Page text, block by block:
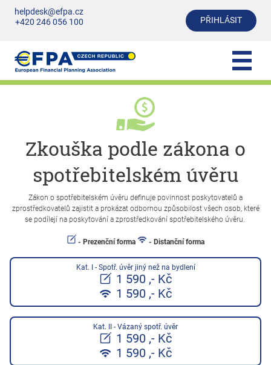
helpdesk@efpa.cz
+420 246 056 100
PŘIHLÁSIT
Zkouška podle zákona o
spotřebitelském úvěru
Zákon o spotřebitelském úvěru definuje povinnost poskytovatelů a
zprostředkovatelů zajistit a prokázat odbornou způsobilost všech osob, které
se podílejí na poskytování a zprostředkování spotřebitelského úvěru.
- Prezenční forma - Distanční forma
Kat. I - Spotř. úvěr jiný než na bydlení
1 590 ,- Kč
1 590 ,- Kč
Kat. II - Vázaný spotř. úvěr
1 590 ,- Kč
1 590 ,- Kč